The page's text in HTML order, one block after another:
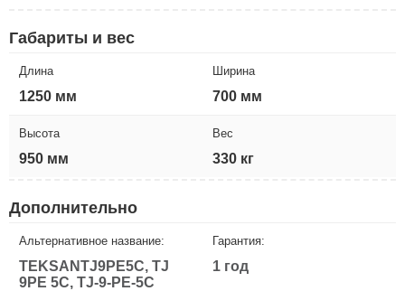
Габариты и вес
Длина
1250 мм
Ширина
700 мм
Высота
950 мм
Вес
330 кг
Дополнительно
Альтернативное название:
TEKSANTJ9PE5C, TJ
9PE 5C, TJ-9-PE-5C
Гарантия:
1 год